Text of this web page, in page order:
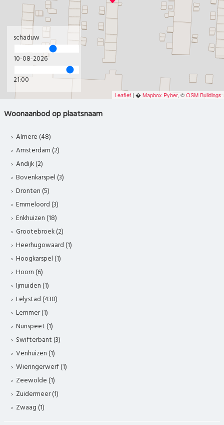
Leaflet | �Mapbox Pyber, ©OSM Buildings
schaduw
10-08-2026
21:00
Woonaanbod op plaatsnaam
Almere (48)
Amsterdam (2)
Andijk (2)
Bovenkarspel (3)
Dronten (5)
Emmeloord (3)
Enkhuizen (18)
Grootebroek (2)
Heerhugowaard (1)
Hoogkarspel (1)
Hoorn (6)
Ijmuiden (1)
Lelystad (430)
Lemmer (1)
Nunspeet (1)
Swifterbant (3)
Venhuizen (1)
Wieringerwerf (1)
Zeewolde (1)
Zuidermeer (1)
Zwaag (1)